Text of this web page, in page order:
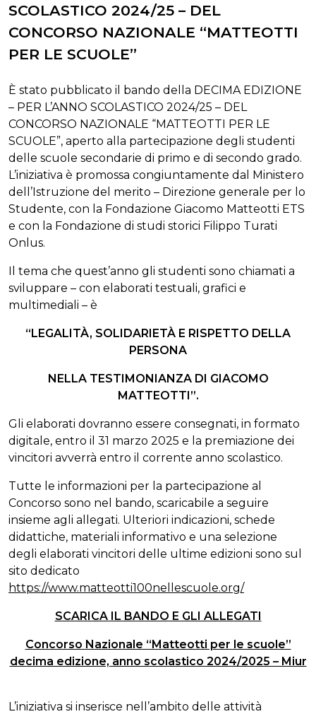
SCOLASTICO 2024/25 – DEL
CONCORSO NAZIONALE “MATTEOTTI
PER LE SCUOLE”
È stato pubblicato il bando della DECIMA EDIZIONE
– PER L’ANNO SCOLASTICO 2024/25 – DEL
CONCORSO NAZIONALE “MATTEOTTI PER LE
SCUOLE”, aperto alla partecipazione degli studenti
delle scuole secondarie di primo e di secondo grado.
L’iniziativa è promossa congiuntamente dal Ministero
dell’Istruzione del merito – Direzione generale per lo
Studente, con la Fondazione Giacomo Matteotti ETS
e con la Fondazione di studi storici Filippo Turati
Onlus.
Il tema che quest’anno gli studenti sono chiamati a
sviluppare – con elaborati testuali, grafici e
multimediali – è
“LEGALITÀ, SOLIDARIETÀ E RISPETTO DELLA
PERSONA
NELLA TESTIMONIANZA DI GIACOMO
MATTEOTTI”.
Gli elaborati dovranno essere consegnati, in formato
digitale, entro il 31 marzo 2025 e la premiazione dei
vincitori avverrà entro il corrente anno scolastico.
Tutte le informazioni per la partecipazione al
Concorso sono nel bando, scaricabile a seguire
insieme agli allegati. Ulteriori indicazioni, schede
didattiche, materiali informativo e una selezione
degli elaborati vincitori delle ultime edizioni sono sul
sito dedicato
https://www.matteotti100nellescuole.org/
SCARICA IL BANDO E GLI ALLEGATI
Concorso Nazionale “Matteotti per le scuole”
decima edizione, anno scolastico 2024/2025 – Miur
L’iniziativa si inserisce nell’ambito delle attività